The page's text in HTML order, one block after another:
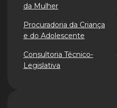
da Mulher
Procuradoria da Criança
e do Adolescente
Consultoria Técnico-
Legislativa